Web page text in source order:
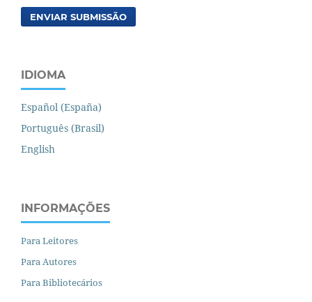
ENVIAR SUBMISSÃO
IDIOMA
Español (España)
Português (Brasil)
English
INFORMAÇÕES
Para Leitores
Para Autores
Para Bibliotecários